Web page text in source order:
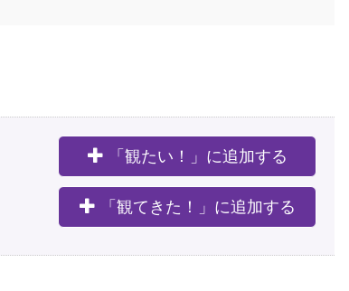
「観たい！」に追加する
「観てきた！」に追加する